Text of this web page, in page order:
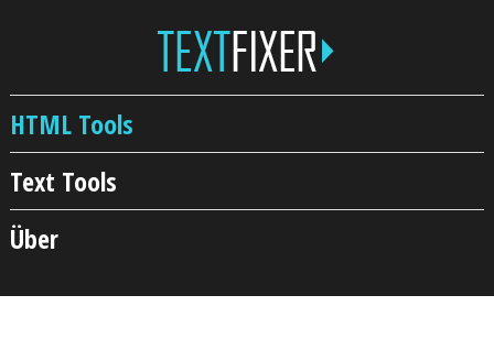
HTML Tools
Text Tools
Über